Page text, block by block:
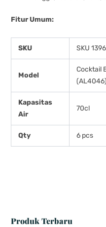
Fitur Umum:
SKU SKU
Model
Cocktail
(AL4046)
Kapasitas
Air
70cl
Qty 6 pcs
Produk Terbaru